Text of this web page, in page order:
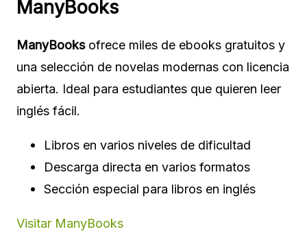
ManyBooks
ManyBooksofrece miles de ebooks gratuitos y
una selección de novelas modernas con licencia
abierta. Ideal para estudiantes que quieren leer
inglés fácil.
Libros en varios niveles de dificultad
Descarga directa en varios formatos
Sección especial para libros en inglés
Visitar ManyBooks